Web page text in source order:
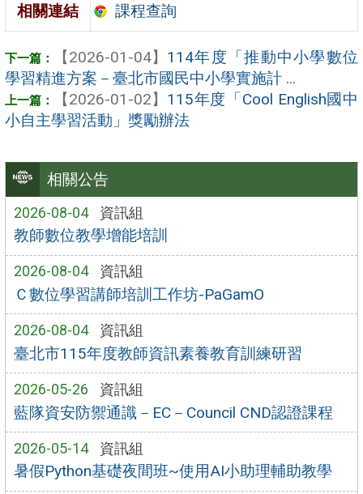
相關公告
2026-08-04 資訊組
教師數位教學增能培訓
2026-08-04 資訊組
Ｃ數位學習講師培訓工作坊-PaGamO
2026-08-04 資訊組
臺北市115年度教師資訊素養教育訓練研習
2026-05-26 資訊組
藍隊資安防禦通識－EC－Council CND認證課程
2026-05-14 資訊組
暑假Python基礎夜間班~使用AI小助理輔助教學
相關連結 課程查詢
【2026-01-04】 114年度「推動中小學數位
學習精進方案－臺北市國民中小學實施計 ...
【2026-01-02】 115年度「Cool English國中
小自主學習活動」獎勵辦法